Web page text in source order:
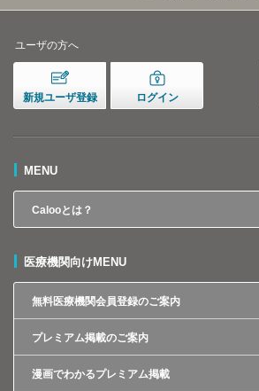
ユーザの方へ
新規ユーザ登録 ログイン
MENU
Calooとは？
医療機関向けMENU
無料医療機関会員登録のご案内
プレミアム掲載のご案内
漫画でわかるプレミアム掲載